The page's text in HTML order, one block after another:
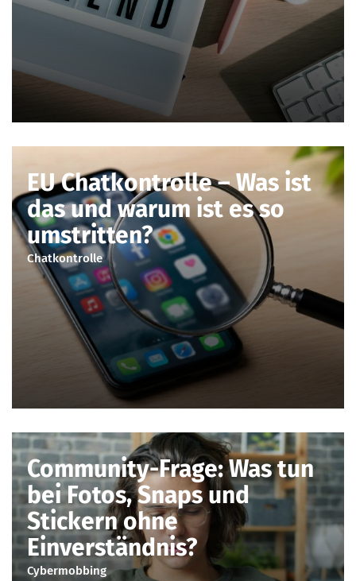
EU Chatkontrolle – Was ist
das und warum ist es so
umstritten?
Chatkontrolle
Community-Frage: Was tun
bei Fotos, Snaps und
Stickern ohne
Einverständnis?
Cybermobbing